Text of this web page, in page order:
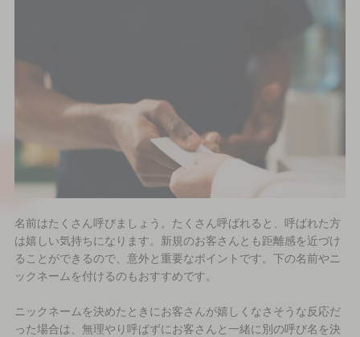
名前はたくさん呼びましょう。たくさん呼ばれると、呼ばれた方
は嬉しい気持ちになります。新規のお客さんとも距離感を近づけ
ることができるので、意外と重要なポイントです。下の名前やニ
ックネームを付けるのもおすすめです。
ニックネームを決めたときにお客さんが嬉しくなさそうな反応だ
った場合は、無理やり呼ばずにお客さんと一緒に別の呼び名を決